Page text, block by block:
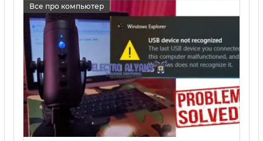
17 05 2025 0
Все про компьютер